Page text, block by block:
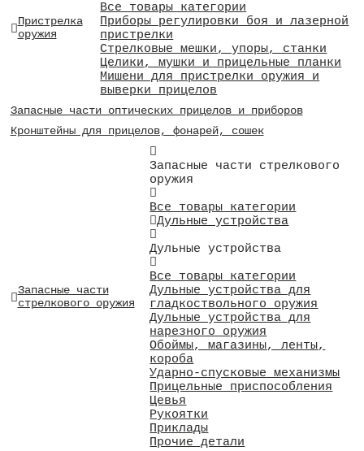
Пристрелка
оружия
Все товары категории
Приборы регулировки боя и лазерной
пристрелки
Стрелковые мешки, упоры, станки
Целики, мушки и прицельные планки
Мишени для пристрелки оружия и
выверки прицелов
Запасные части оптических прицелов и приборов
Кронштейны для прицелов, фонарей, сошек
Запасные части
стрелкового оружия
Запасные части стрелкового
оружия
Все товары категории
Дульные устройства
Дульные устройства
Все товары категории
Дульные устройства для
гладкоствольного оружия
Дульные устройства для
нарезного оружия
Обоймы, магазины, ленты,
короба
Ударно-спусковые механизмы
Прицельные приспособления
Цевья
Рукоятки
Приклады
Прочие детали